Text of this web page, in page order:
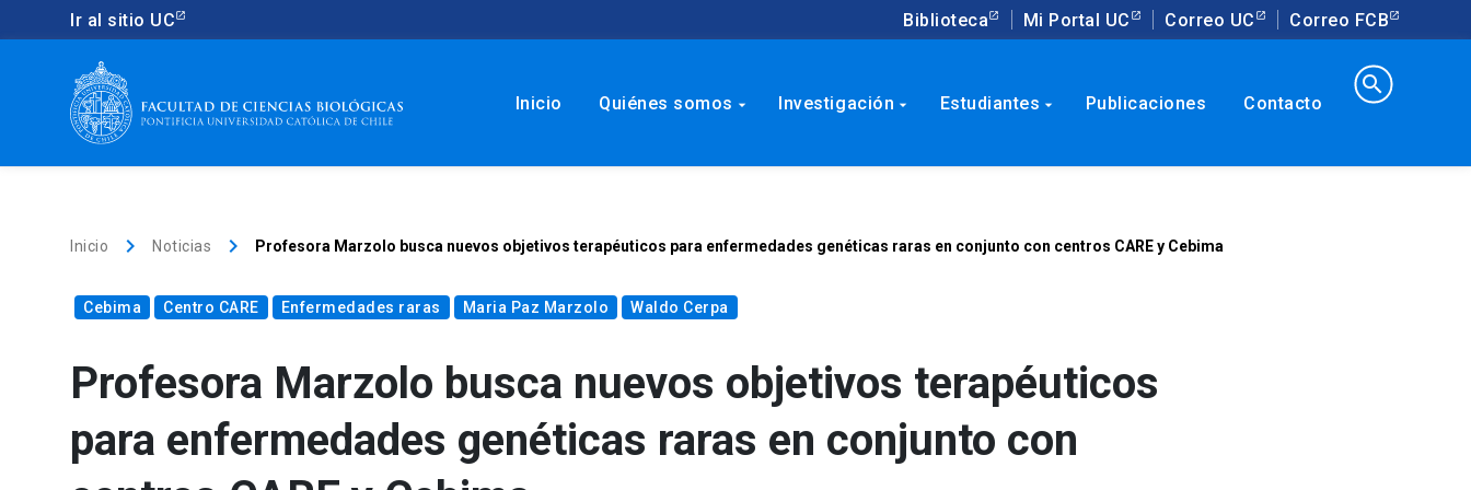
Ir al sitio UC Biblioteca Mi Portal UC Correo UC Correo FCB
Inicio Quiénes somos arrow_drop_down Investigación arrow_drop_down Estudiantes arrow_drop_down Publicaciones Contacto
search
Inicio keyboard_arrow_right Noticias keyboard_arrow_right Profesora Marzolo busca nuevos objetivos terapéuticos para enfermedades genéticas raras en conjunto con centros CARE y Cebima
Cebima Centro CARE Enfermedades raras Maria Paz Marzolo Waldo Cerpa
Profesora Marzolo busca nuevos objetivos terapéuticos
para enfermedades genéticas raras en conjunto con